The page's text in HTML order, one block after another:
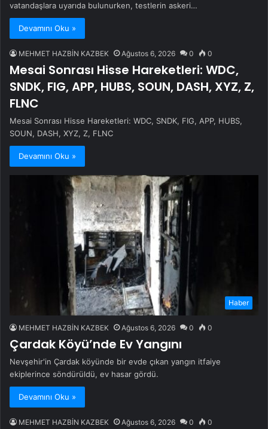
vatandaşlara uyarıda bulunurken, testlerin askeri…
Devamını Oku »
MEHMET HAZBİN KAZBEK Ağustos 6, 2026 0 0
Mesai Sonrası Hisse Hareketleri: WDC,
SNDK, FIG, APP, HUBS, SOUN, DASH, XYZ, Z,
FLNC
Mesai Sonrası Hisse Hareketleri: WDC, SNDK, FIG, APP, HUBS,
SOUN, DASH, XYZ, Z, FLNC
Devamını Oku »
Haber
MEHMET HAZBİN KAZBEK Ağustos 6, 2026 0 0
Çardak Köyü’nde Ev Yangını
Nevşehir'in Çardak köyünde bir evde çıkan yangın itfaiye
ekiplerince söndürüldü, ev hasar gördü.
Devamını Oku »
MEHMET HAZBİN KAZBEK Ağustos 6, 2026 0 0